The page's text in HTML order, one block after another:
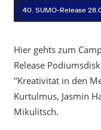
Hier gehts zum
Release
"Kreativität in den
Kurtulmus, Jasmin
Mikulitsch.